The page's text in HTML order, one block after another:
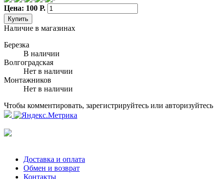
Цена: 100 Р.
Купить
Наличие в магазинах
Березка
В наличии
Волгоградская
Нет в наличии
Монтажников
Нет в наличии
Чтобы комментировать, зарегистрируйтесь или авторизуйтесь
Доставка и оплата
Обмен и возврат
Контакты